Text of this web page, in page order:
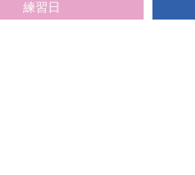
練習日